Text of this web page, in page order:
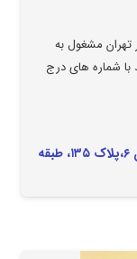
مشغول به
با شماره های درج
تهران، پاسداران، روبروی برج سفید، بوستان ۶،پلاک ۱۳۵، طبقه